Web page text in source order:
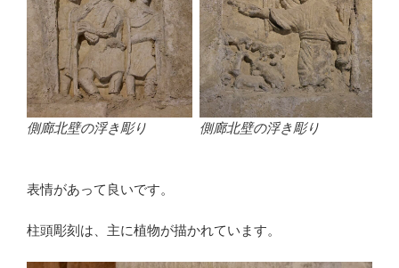
側廊北壁の浮き彫り 側廊北壁の浮き彫り
表情があって良いです。
柱頭彫刻は、主に植物が描かれています。